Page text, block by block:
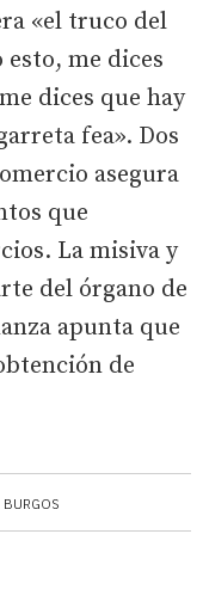
«el truco del
me dices
dices que hay
fea». Dos
asegura
que
La misiva y
del órgano de
apunta que
de